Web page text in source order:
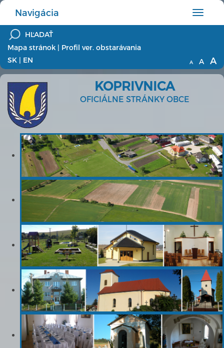
Hlavné
menu
Navigácia
Mapa stránok | Profil ver. obstarávania
SK | EN A A A
KOPRIVNICA
OFICIÁLNE STRÁNKY OBCE